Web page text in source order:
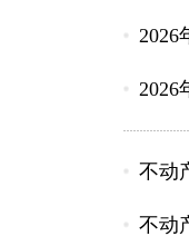
2026
2026
不动
不动